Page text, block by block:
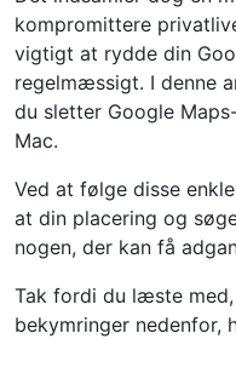
kompromittere
vigtigt at rydde din
regelmæssigt. I denne
du sletter Google
Mac.
Ved at følge disse
at din placering og
nogen, der kan få
Tak fordi du læste
bekymringer nedenfor,